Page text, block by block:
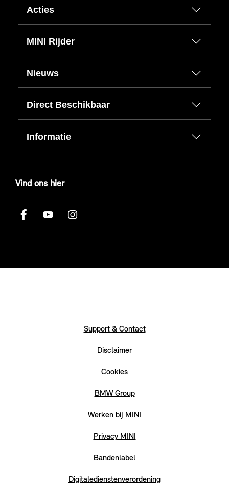
Acties
MINI Rijder
Nieuws
Direct Beschikbaar
Informatie
Vind ons hier
Support & Contact
Disclaimer
Cookies
BMW Group
Werken bij MINI
Privacy MINI
Bandenlabel
Digitaledienstenverordening